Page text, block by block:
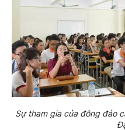
Sự tham gia của đông đảo